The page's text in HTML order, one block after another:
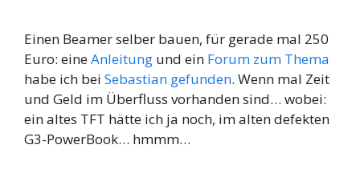
Einen Beamer selber bauen, für gerade mal 250
Euro: eineAnleitung und ein Forum zum Thema
habe ich bei Sebastian gefunden. Wenn mal Zeit
und Geld im Überfluss vorhanden sind… wobei:
ein altes TFT hätte ich ja noch, im alten defekten
G3-PowerBook… hmmm…